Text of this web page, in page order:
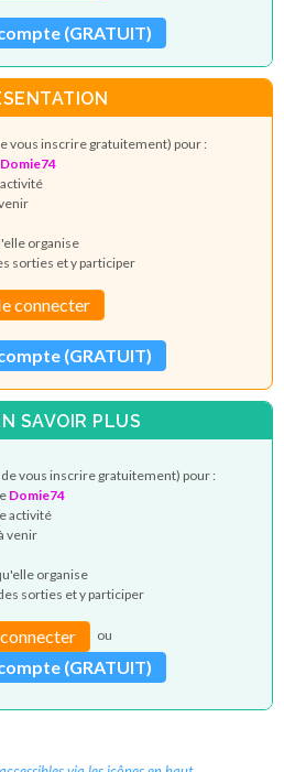
(GRATUIT)
vous inscrire gratuitement) pour :
Domie74
organise
sorties et y participer
connecter
(GRATUIT)
SAVOIR PLUS
vous inscrire gratuitement) pour :
Domie74
activité
venir
organise
sorties et y participer
ou
(GRATUIT)